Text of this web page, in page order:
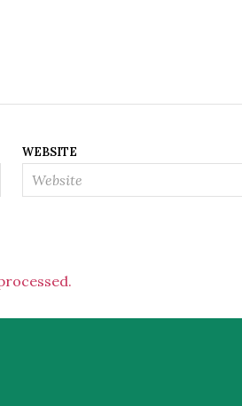
WEBSITE